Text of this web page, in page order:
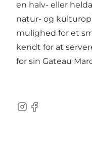
en halv- eller
natur- og
mulighed for et
kendt for at
for sin Gateau
Instagram
Facebook